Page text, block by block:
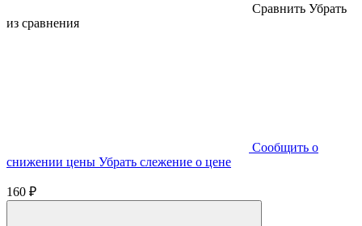
Cравнить Убрать
из сравнения
Cообщить о
снижении цены Убрать слежение о цене
160 ₽